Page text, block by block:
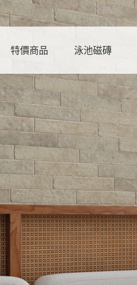
特價商品 泳池磁磚